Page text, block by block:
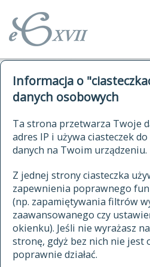
Informacja o
danych osobowych
Ta strona przetwarza Twoje
adres IP i używa ciasteczek
danych na Twoim urządzeniu.
Z jednej strony ciasteczka
zapewnienia poprawnego
(np. zapamiętywania filtrów
zaawansowanego czy
okienku). Jeśli nie wyrażasz
stronę, gdyż bez nich nie jest
poprawnie działać.
autorzy Słownika
historia
publikacje
źródła
autorzy tekstów źródłowych
zasady opracowania
statystyki
najnowsze hasła
ostatnio zmodyfikowane hasła
kwerendy
jak cytować Słownik
JĘZYKA
XVII I
znajdź
zaczynające się od